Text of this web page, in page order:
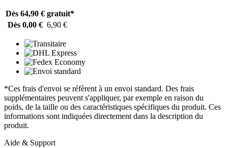
Dès 64,90 € gratuit*
Dès 0,00 € 6,90 €
*Ces frais d'envoi se réfèrent à un envoi standard. Des frais
supplémentaires peuvent s'appliquer, par exemple en raison du
poids, de la taille ou des caractéristiques spécifiques du produit. Ces
informations sont indiquées directement dans la description du
produit.
Aide & Support